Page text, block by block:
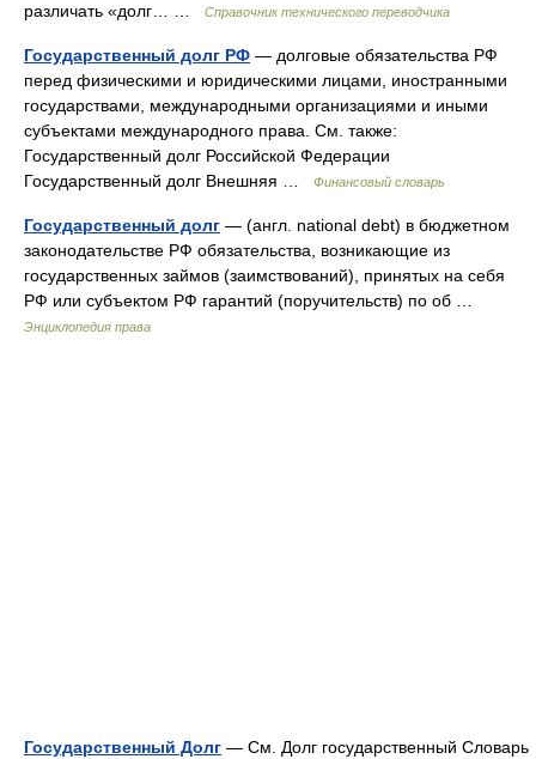
различать «долг… …
Справочник технического переводчика
Государственный долг РФ — долговые обязательства РФ
перед физическими и юридическими лицами, иностранными
государствами, международными организациями и иными
субъектами международного права. См. также:
Государственный долг Российской Федерации
Государственный долг Внешняя …
Финансовый словарь
Государственный долг — (англ. national debt) в бюджетном
законодательстве РФ обязательства, возникающие из
государственных займов (заимствований), принятых на себя
РФ или субъектом РФ гарантий (поручительств) по об …
Энциклопедия права
Государственный Долг — См. Долг государственный Словарь